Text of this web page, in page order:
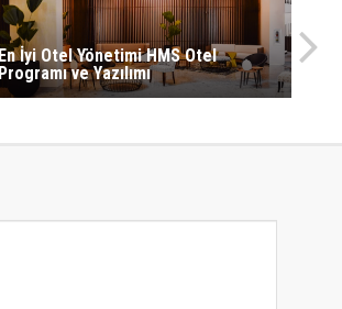
En İyi Otel Yönetimi HMS Otel
Programı ve Yazılımı